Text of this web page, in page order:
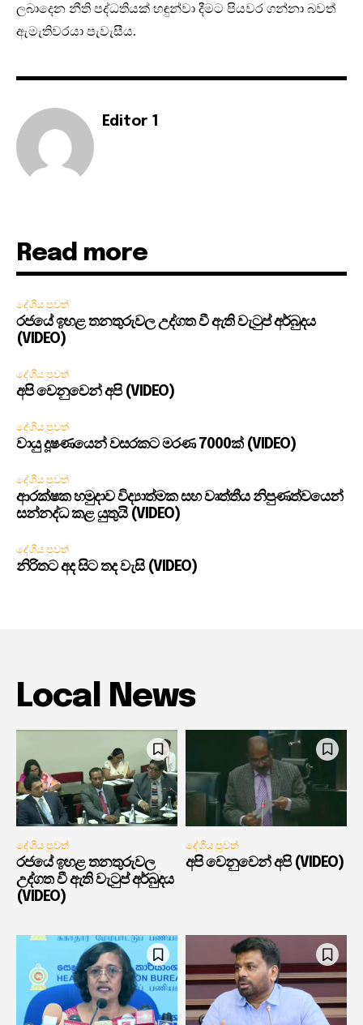
ලබාදෙන නීති පද්ධතියක් හඳුන්වා දීමට පියවර ගන්නා බවත්
ඇමැතිවරයා පැවැසීය.
Editor 1
Read more
දේශීය පුවත්
රජයේ ඉහළ තනතුරුවල උද්ගත වී ඇති වැටුප් අර්බුදය
(VIDEO)
දේශීය පුවත්
අපි වෙනුවෙන් අපි (VIDEO)
දේශීය පුවත්
වායු දූෂණයෙන් වසරකට මරණ 7000ක් (VIDEO)
දේශීය පුවත්
ආරක්ෂක හමුදාව විද්‍යාත්මක සහ වෘත්තීය නිපුණත්වයෙන්
සන්නද්ධ කළ යුතුයි (VIDEO)
දේශීය පුවත්
නිරිතට අද සිට තද වැසි (VIDEO)
Local News
දේශීය පුවත්
රජයේ ඉහළ තනතුරුවල
උද්ගත වී ඇති වැටුප් අර්බුදය
(VIDEO)
දේශීය පුවත්
අපි වෙනුවෙන් අපි (VIDEO)